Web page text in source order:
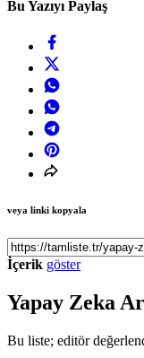
Bu Yazıyı Paylaş
veya linki kopyala
İçerik göster
Yapay Zeka
Bu liste; editör